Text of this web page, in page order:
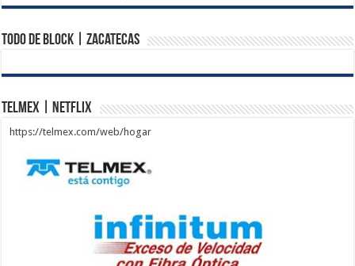
Todo de Block | Zacatecas
Telmex | Netflix
https://telmex.com/web/hogar